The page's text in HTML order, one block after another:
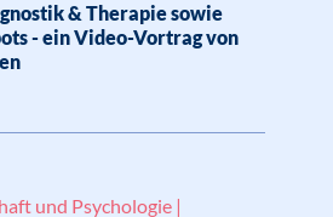
& Therapie sowie
- ein Video-Vortrag von
und Psychologie |